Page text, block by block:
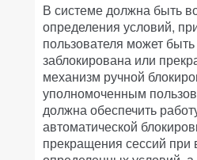
В системе должна быть
определения условий,
пользователя может
заблокирована или
механизм ручной
уполномоченным
должна обеспечить
автоматической
прекращения сессий при